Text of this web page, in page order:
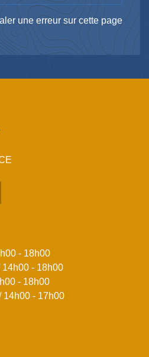
une erreur sur cette page
- 18h00
14h00 - 18h00
- 18h00
14h00 - 17h00